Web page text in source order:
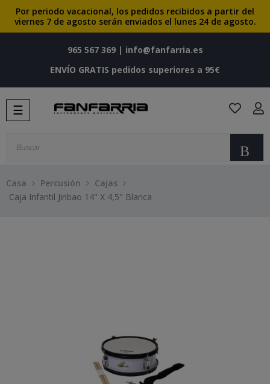
Por periodo vacacional, los pedidos recibidos a partir del
viernes 7 de agosto serán enviados el lunes 24 de agosto.
965 567 369| info@fanfarria.es
ENVÍO GRATIS pedidos superiores a 95€
Navegación
de
☰
Casa Percusión
Cajas
Caja Infantil Jinbao 14" X 4,5" Blanca